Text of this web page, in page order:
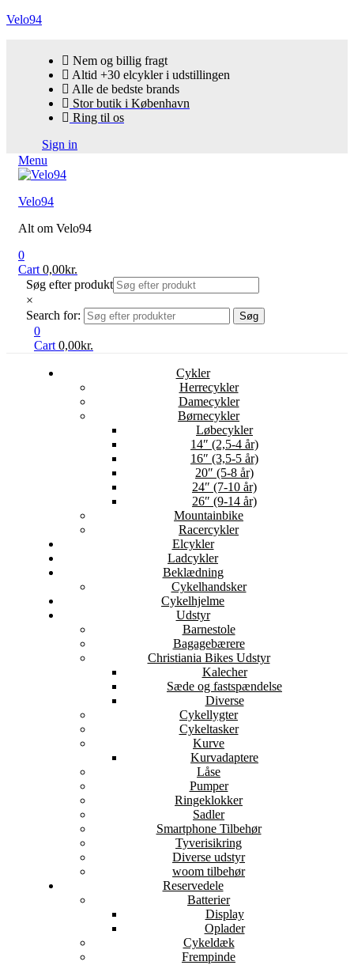
Velo94
Nem og billig fragt
Altid +30 elcykler i udstillingen
Alle de bedste brands
Stor butik i København
Ring til os
Sign in
Menu
Velo94
Alt om Velo94
0
Cart 0,00kr.
Søg efter produkt
×
Search for:
Søg
0
Cart 0,00kr.
Cykler
Herrecykler
Damecykler
Børnecykler
Løbecykler
14″ (2,5-4 år)
16″ (3,5-5 år)
20″ (5-8 år)
24″ (7-10 år)
26″ (9-14 år)
Mountainbike
Racercykler
Elcykler
Ladcykler
Beklædning
Cykelhandsker
Cykelhjelme
Udstyr
Barnestole
Bagagebærere
Christiania Bikes Udstyr
Kalecher
Sæde og fastspændelse
Diverse
Cykellygter
Cykeltasker
Kurve
Kurvadaptere
Låse
Pumper
Ringeklokker
Sadler
Smartphone Tilbehør
Tyverisikring
Diverse udstyr
woom tilbehør
Reservedele
Batterier
Display
Oplader
Cykeldæk
Frempinde